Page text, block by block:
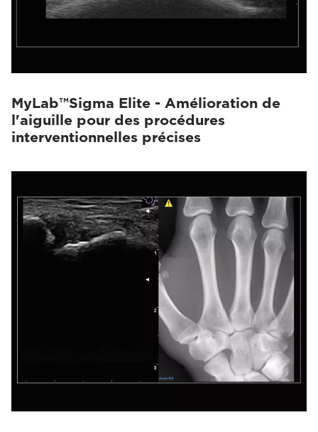
MyLab™Sigma Elite - Amélioration de
l'aiguille pour des procédures
interventionnelles précises